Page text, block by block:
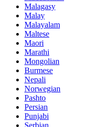
Malagasy
Malay
Malayalam
Maltese
Maori
Marathi
Mongolian
Burmese
Nepali
Norwegian
Pashto
Persian
Punjabi
Serbian